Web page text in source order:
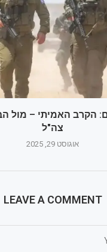
הקרב האמיתי – מול
צה"ל
אוגוסט 29, 2025
LEAVE A COMMENT